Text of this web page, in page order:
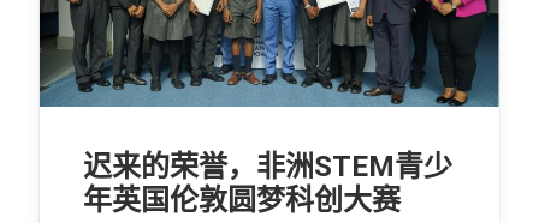
迟来的荣誉，非洲STEM青少
年英国伦敦圆梦科创大赛